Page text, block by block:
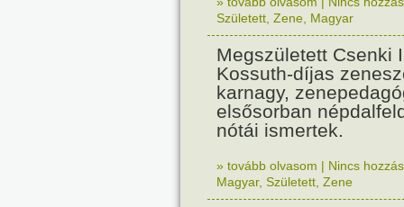
Született Zene Magyar
Megszületett Csenki
Kossuth-díjas
karnagy,
elsősorban
nótái ismertek.
» tovább olvasom | Nincs
Magyar, Született Zene